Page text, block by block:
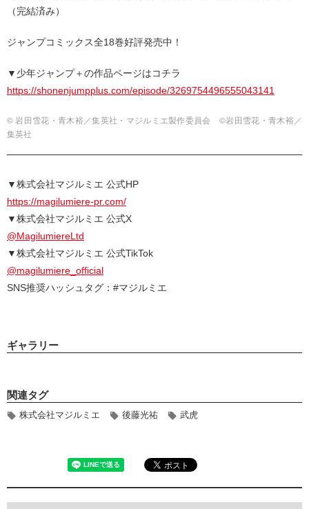
（完結済み）
ジャンプコミックス全18巻好評発売中！
▼少年ジャンプ＋の作品ページはコチラ
https://shonenjumpplus.com/episode/3269754496555043141
© 岩田雪花・青木裕／集英社・マジルミエ製作委員会 ©岩田雪花・青木裕／
集英社
▼株式会社マジルミエ 公式HP
https://magilumiere-pr.com/
▼株式会社マジルミエ 公式X
@MagilumiereLtd
▼株式会社マジルミエ 公式TikTok
@magilumiere_official
SNS推奨ハッシュタグ：#マジルミエ
ギャラリー
関連タグ
株式会社マジルミエ 後藤光祐 武虎